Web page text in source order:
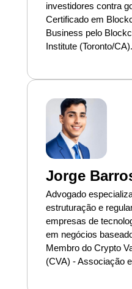
investidores contra
Certificado em
Business pelo
Institute (Toronto/CA).
Jorge
Advogado
estruturação e
empresas de
em negócios
Membro do Crypto
(CVA) - Associação